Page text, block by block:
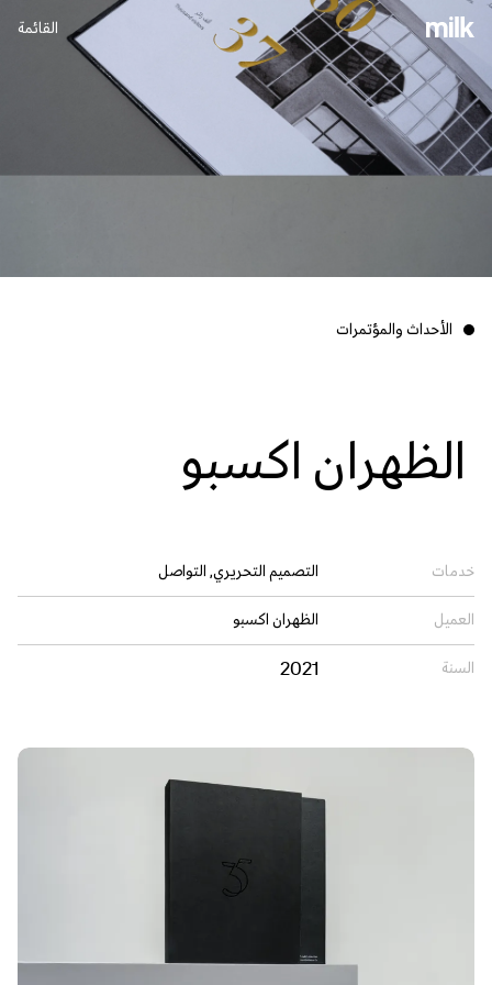
القائمة
الأحداث والمؤتمرات
الظهران اكسبو
خدمات التصميم التحريري, التواصل
العميل الظهران اكسبو
السنة 2021